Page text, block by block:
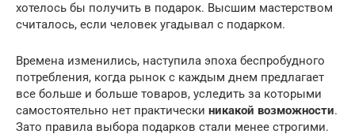
хотелось бы получить в подарок. Высшим мастерством
считалось, если человек угадывал с подарком.
Времена изменились, наступила эпоха беспробудного
потребления, когда рынок с каждым днем предлагает
все больше и больше товаров, уследить за которыми
самостоятельно нет практически никакой возможности.
Зато правила выбора подарков стали менее строгими.